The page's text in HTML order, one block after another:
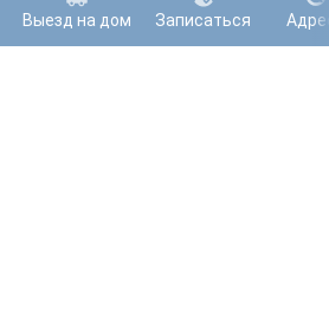
Выезд на дом Записаться